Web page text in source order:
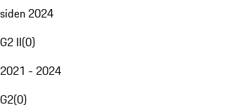
siden 2024
G2 II(0)
2021 - 2024
G2(0)